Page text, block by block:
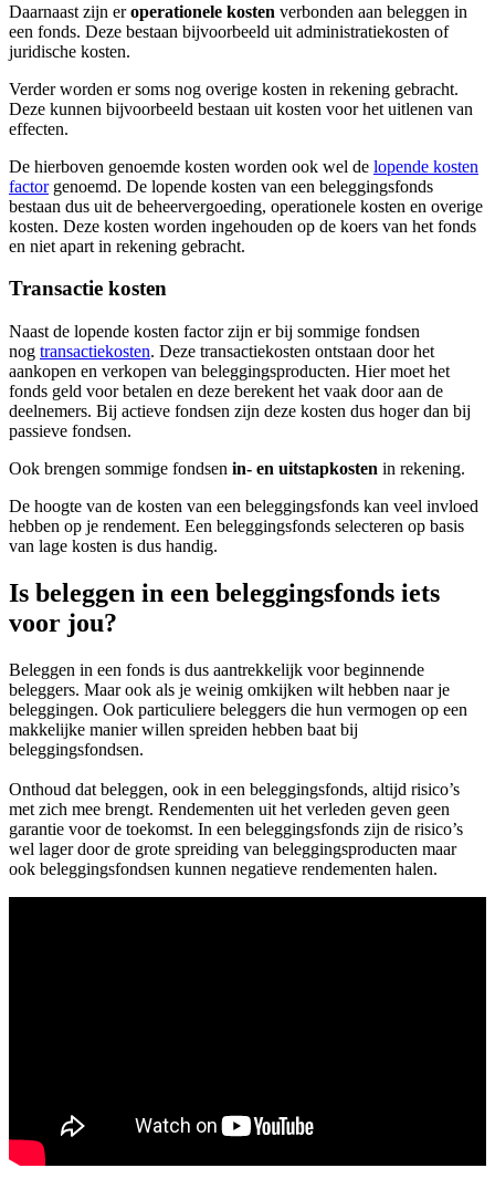
Daarnaast zijn eroperationele kosten verbonden aan beleggen in
een fonds. Deze bestaan bijvoorbeeld uit administratiekosten of
juridische kosten.
Verder worden er soms nog overige kosten in rekening gebracht.
Deze kunnen bijvoorbeeld bestaan uit kosten voor het uitlenen van
effecten.
De hierboven genoemde kosten worden ook wel de lopende kosten
factorgenoemd. De lopende kosten van een beleggingsfonds
bestaan dus uit de beheervergoeding, operationele kosten en overige
kosten. Deze kosten worden ingehouden op de koers van het fonds
en niet apart in rekening gebracht.
Transactie kosten
Naast de lopende kosten factor zijn er bij sommige fondsen
nog transactiekosten. Deze transactiekosten ontstaan door het
aankopen en verkopen van beleggingsproducten. Hier moet het
fonds geld voor betalen en deze berekent het vaak door aan de
deelnemers. Bij actieve fondsen zijn deze kosten dus hoger dan bij
passieve fondsen.
Ook brengen sommige fondsen in- en uitstapkosten in rekening.
De hoogte van de kosten van een beleggingsfonds kan veel invloed
hebben op je rendement. Een beleggingsfonds selecteren op basis
van lage kosten is dus handig.
Is beleggen in een beleggingsfonds iets
voor jou?
Beleggen in een fonds is dus aantrekkelijk voor beginnende
beleggers. Maar ook als je weinig omkijken wilt hebben naar je
beleggingen. Ook particuliere beleggers die hun vermogen op een
makkelijke manier willen spreiden hebben baat bij
beleggingsfondsen.
Onthoud dat beleggen, ook in een beleggingsfonds, altijd risico’s
met zich mee brengt. Rendementen uit het verleden geven geen
garantie voor de toekomst. In een beleggingsfonds zijn de risico’s
wel lager door de grote spreiding van beleggingsproducten maar
ook beleggingsfondsen kunnen negatieve rendementen halen.